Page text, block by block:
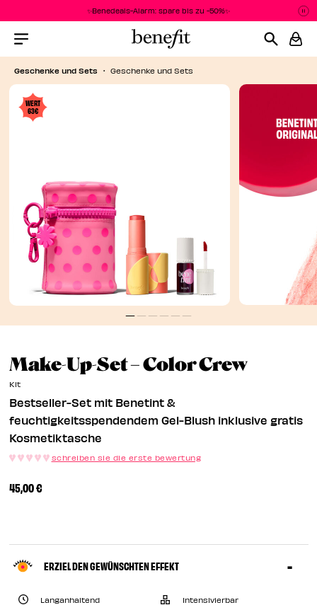
✨Benedeals-Alarm: spare bis zu -50%✨
Menu Collapsed
Geschenke und Sets Geschenke und Sets
WERT
63€
Make-Up-Set – Color Crew
Kit
Bestseller-Set mit Benetint &
feuchtigkeitsspendendem Gel-Blush inklusive gratis
Kosmetiktasche
schreiben sie die erste bewertung
45,00 €
ERZIEL DEN GEWÜNSCHTEN EFFEKT
Langanhaltend Intensivierbar